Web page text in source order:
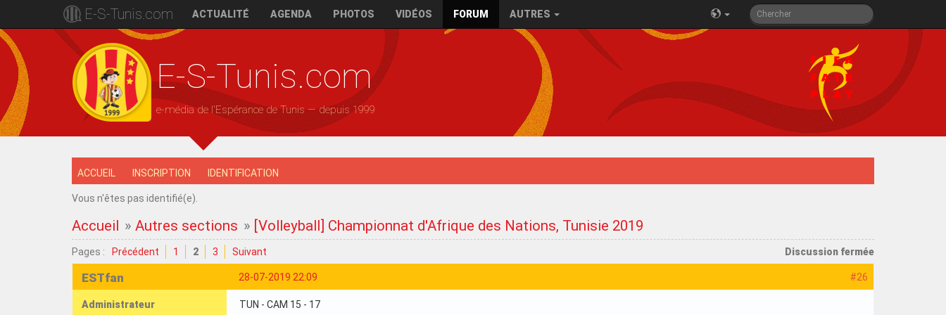
E-S-Tunis.com ACTUALITÉ AGENDA PHOTOS VIDÉOS FORUM AUTRES
E-S-Tunis.com
e-média de l'Espérance de Tunis — depuis 1999
ACCUEIL INSCRIPTION IDENTIFICATION
Vous n'êtes pas identifié(e).
Accueil »Autres sections » [Volleyball] Championnat d'Afrique des Nations, Tunisie 2019
Pages : Précédent 1 2 3 Suivant Discussion fermée
#26
28-07-2019 22:09
ESTfan
Administrateur TUN - CAM 15 - 17